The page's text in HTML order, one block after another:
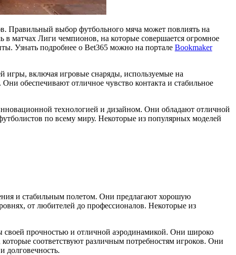
Правильный выбор футбольного мяча может повлиять на
матчах Лиги чемпионов, на которые совершается огромное
Узнать подробнее о Bet365 можно на портале Bookmaker
включая игровые снаряды, используемые на
обеспечивают отличное чувство контакта и стабильное
технологией и дизайном. Они обладают отличной
по всему миру. Некоторые из популярных моделей
и стабильным полетом. Они предлагают хорошую
от любителей до профессионалов. Некоторые из
своей прочностью и отличной аэродинамикой. Они широко
соответствуют различным потребностям игроков. Они
долговечность.